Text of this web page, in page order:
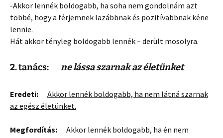
-Akkor lennék boldogabb, ha soha nem gondolnám azt
többé, hogy a férjemnek lazábbnak és pozitívabbnak kéne
lennie.
Hát akkor tényleg boldogabb lennék – derült mosolyra.
2. tanács: ne lássa szarnak az életünket
Eredeti:
Akkor lennék boldogabb, ha nem látná szarnak
az egész életünket.
Megfordítás: Akkor lennék boldogabb, ha én nem